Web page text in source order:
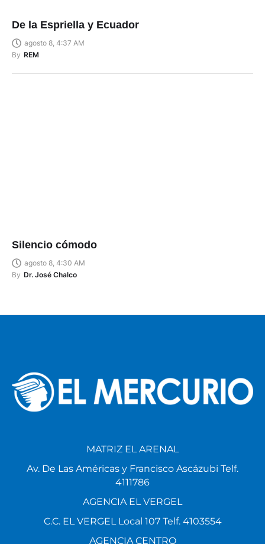
De la Espriella y Ecuador
agosto 8, 4:37 AM
By REM
Silencio cómodo
agosto 8, 4:30 AM
By Dr. José Chalco
MATRIZ EL ARENAL
Av. De Las Américas y Francisco Ascázubi Telf.
4111786
AGENCIA EL VERGEL
C.C. EL VERGEL Local 107 Telf. 4103554
AGENCIA CENTRO